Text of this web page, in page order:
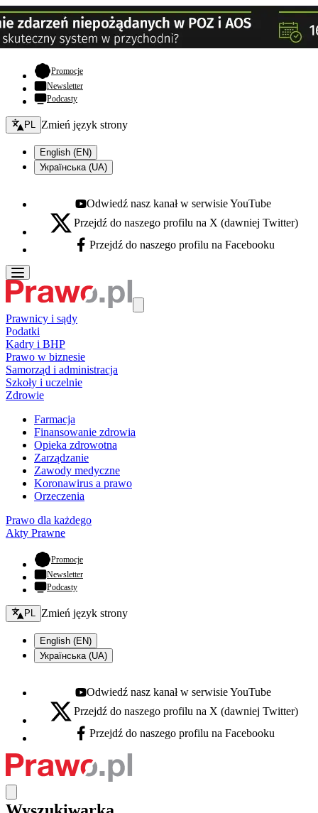
Promocje- otwiera się w nowej karcie
Newsletter
Podcasty
Zmień język - bieżący:
PL Zmień język strony
English (EN)
Українська (UA)
Youtube - otwiera się w nowej karcie
Odwiedź nasz kanał w serwisie YouTube
X - otwiera się w nowej karcie
Przejdź do naszego profilu na X (dawniej Twitter)
Facebook - otwiera się w nowej karcie
Przejdź do naszego profilu na Facebooku
Prawnicy i sądy
Podatki
Kadry i BHP
Prawo w biznesie
Samorząd i administracja
Szkoły i uczelnie
Zdrowie
Farmacja
Finansowanie zdrowia
Opieka zdrowotna
Zarządzanie
Zawody medyczne
Koronawirus a prawo
Orzeczenia
Prawo dla każdego
Akty Prawne
Promocje- otwiera się w nowej karcie
Newsletter
Podcasty
Zmień język - bieżący:
PL Zmień język strony
English (EN)
Українська (UA)
Youtube - otwiera się w nowej karcie
Odwiedź nasz kanał w serwisie YouTube
X - otwiera się w nowej karcie
Przejdź do naszego profilu na X (dawniej Twitter)
Facebook - otwiera się w nowej karcie
Przejdź do naszego profilu na Facebooku